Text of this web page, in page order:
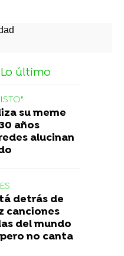
Lo último
su meme
años
alucinan
detrás de
canciones
del mundo
no canta